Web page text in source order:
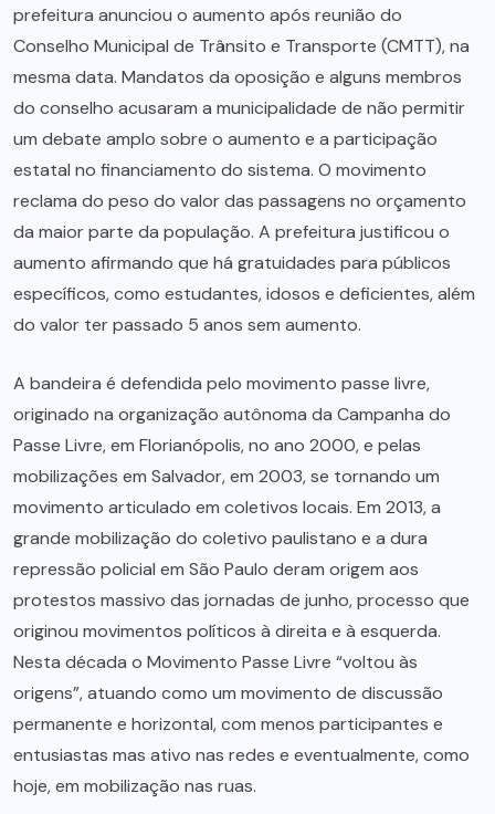
prefeitura anunciou o aumento após reunião do
Conselho Municipal de Trânsito e Transporte (CMTT), na
mesma data. Mandatos da oposição e alguns membros
do conselho acusaram a municipalidade de não permitir
um debate amplo sobre o aumento e a participação
estatal no financiamento do sistema. O movimento
reclama do peso do valor das passagens no orçamento
da maior parte da população. A prefeitura justificou o
aumento afirmando que há gratuidades para públicos
específicos, como estudantes, idosos e deficientes, além
do valor ter passado 5 anos sem aumento.
A bandeira é defendida pelo movimento passe livre,
originado na organização autônoma da Campanha do
Passe Livre, em Florianópolis, no ano 2000, e pelas
mobilizações em Salvador, em 2003, se tornando um
movimento articulado em coletivos locais. Em 2013, a
grande mobilização do coletivo paulistano e a dura
repressão policial em São Paulo deram origem aos
protestos massivo das jornadas de junho, processo que
originou movimentos políticos à direita e à esquerda.
Nesta década o Movimento Passe Livre “voltou às
origens”, atuando como um movimento de discussão
permanente e horizontal, com menos participantes e
entusiastas mas ativo nas redes e eventualmente, como
hoje, em mobilização nas ruas.